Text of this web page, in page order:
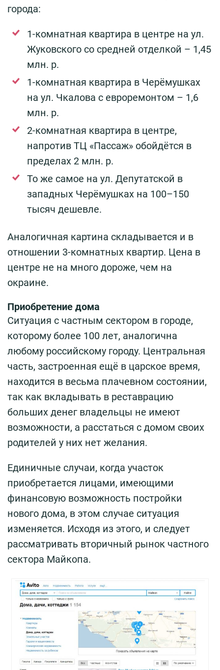
города:
1-комнатная квартира в центре на ул.
Жуковского со средней отделкой – 1,45
млн. р.
1-комнатная квартира в Черёмушках
на ул. Чкалова с евроремонтом – 1,6
млн. р.
2-комнатная квартира в центре,
напротив ТЦ «Пассаж» обойдётся в
пределах 2 млн. р.
То же самое на ул. Депутатской в
западных Черёмушках на 100–150
тысяч дешевле.
Аналогичная картина складывается и в
отношении 3-комнатных квартир. Цена в
центре не на много дороже, чем на
окраине.
Приобретение дома
Ситуация с частным сектором в городе,
которому более 100 лет, аналогична
любому российскому городу. Центральная
часть, застроенная ещё в царское время,
находится в весьма плачевном состоянии,
так как вкладывать в реставрацию
больших денег владельцы не имеют
возможности, а расстаться с домом своих
родителей у них нет желания.
Единичные случаи, когда участок
приобретается лицами, имеющими
финансовую возможность постройки
нового дома, в этом случае ситуация
изменяется. Исходя из этого, и следует
рассматривать вторичный рынок частного
сектора Майкопа.